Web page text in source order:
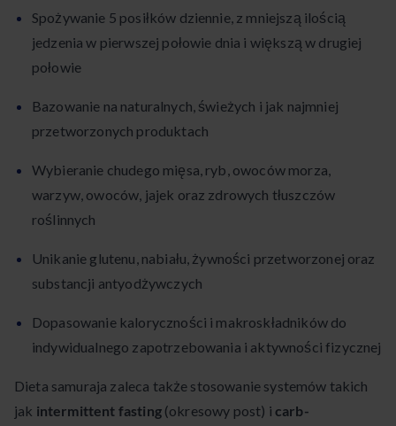
Spożywanie 5 posiłków dziennie, z mniejszą ilością
jedzenia w pierwszej połowie dnia i większą w drugiej
połowie
Bazowanie na naturalnych, świeżych i jak najmniej
przetworzonych produktach
Wybieranie chudego mięsa, ryb, owoców morza,
warzyw, owoców, jajek oraz zdrowych tłuszczów
roślinnych
Unikanie glutenu, nabiału, żywności przetworzonej oraz
substancji antyodżywczych
Dopasowanie kaloryczności i makroskładników do
indywidualnego zapotrzebowania i aktywności fizycznej
Dieta samuraja zaleca także stosowanie systemów takich
jak intermittent fasting (okresowy post) i carb-